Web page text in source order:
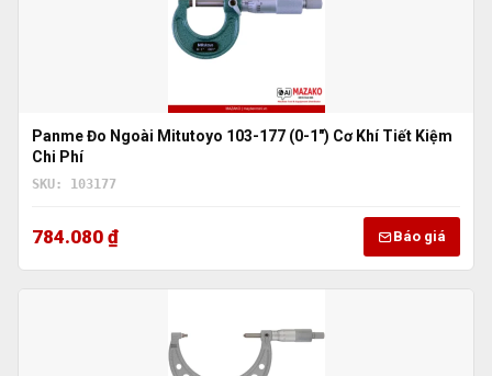
Panme Đo Ngoài Mitutoyo 103-177 (0-1″) Cơ Khí Tiết Kiệm
Chi Phí
SKU: 103177
784.080 ₫ Báo giá